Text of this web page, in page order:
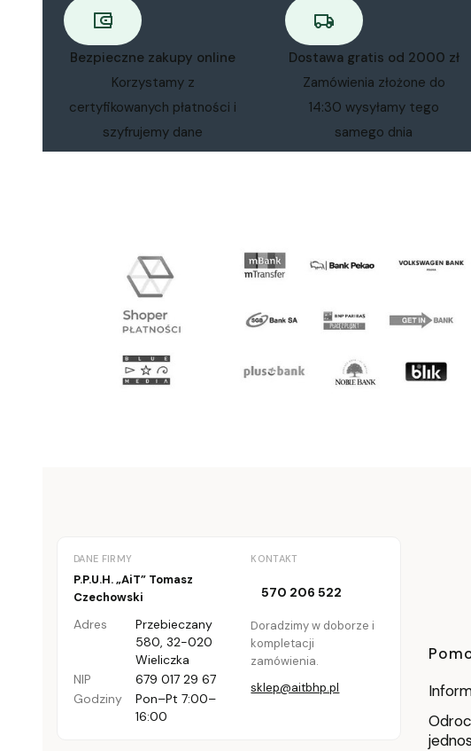
Bezpieczne zakupy online
Korzystamy z
certyfikowanych płatności i
szyfrujemy dane
Dostawa gratis od 2000 zł
Zamówienia złożone do
14:30 wysyłamy tego
samego dnia
DANE FIRMY
P.P.U.H. „AiT” Tomasz
Czechowski
Adres
Przebieczany
580, 32-020
Wieliczka
NIP
679 017 29 67
Godziny
Pon–Pt 7:00–
16:00
KONTAKT
570 206 522
Doradzimy w doborze i
kompletacji
zamówienia.
sklep@aitbhp.pl